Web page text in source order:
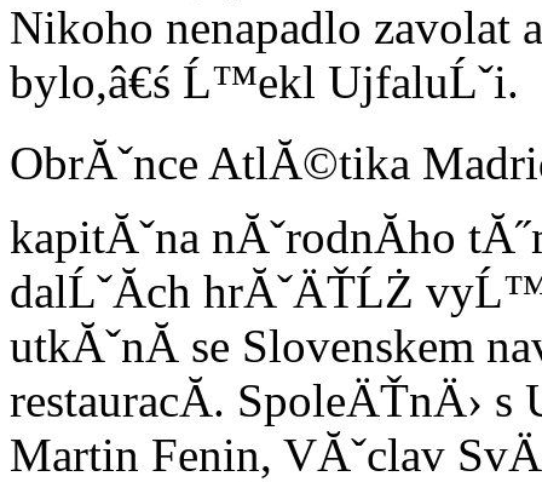
Nikoho nenapadlo zavolat
bylo,â€ś Ĺ™ekl UjfaluĹˇi.
ObrĂˇnce AtlĂ©tika
kapitĂˇna nĂˇrodnĂ­ho
dalĹˇĂ­ch hrĂˇÄŤĹŻ
utkĂˇnĂ­ se Slovenskem
restauracĂ­. SpoleÄŤnÄ›
Martin Fenin, VĂˇclav